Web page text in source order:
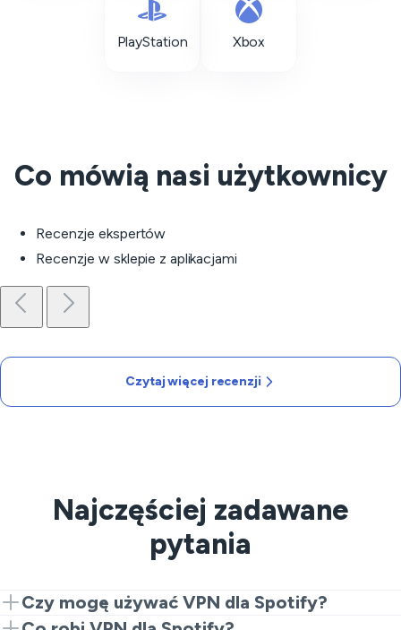
PlayStation Xbox
Co mówią nasi użytkownicy
Recenzje ekspertów
Recenzje w sklepie z aplikacjami
Czytaj więcej recenzji
Najczęściej zadawane
pytania
Czy mogę używać VPN dla Spotify?
Absolutnie! Połącz się z serwerem VeePN i uzyskaj